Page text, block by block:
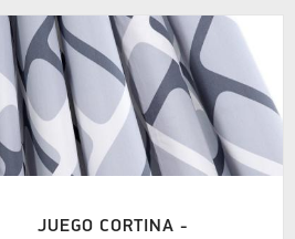
JUEGO CORTINA -